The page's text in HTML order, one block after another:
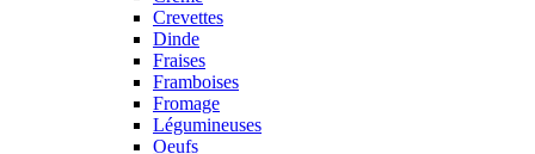
Crevettes
Dinde
Fraises
Framboises
Fromage
Légumineuses
Oeufs